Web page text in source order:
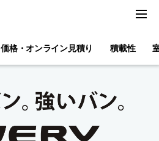
価格・オンライン見積り 積載性